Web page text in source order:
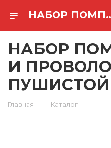
НАБОР ПОМПОНОВ
НАБОР
И
ПУШИСТОЙ
Главная — Каталог